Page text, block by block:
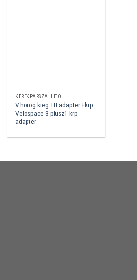
KERÉKPÁRSZÁLLÍTÓ
V.horog kieg TH adapter +krp
Velospace 3 plusz1 krp
adapter